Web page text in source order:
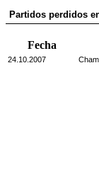
Partidos perdidos
Fecha
24.10.2007